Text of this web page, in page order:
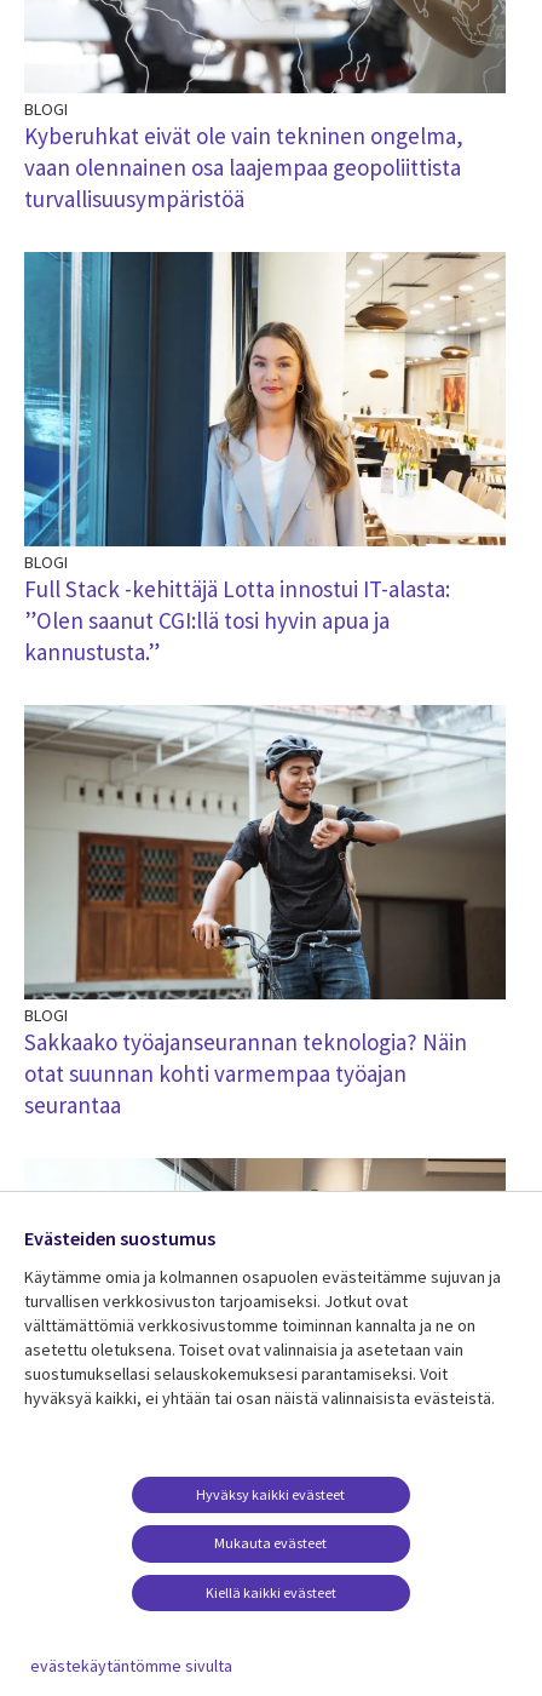
BLOGI
Kyberuhkat eivät ole vain tekninen ongelma,
vaan olennainen osa laajempaa geopoliittista
turvallisuusympäristöä
BLOGI
Full Stack -kehittäjä Lotta innostui IT-alasta:
”Olen saanut CGI:llä tosi hyvin apua ja
kannustusta.”
BLOGI
Sakkaako työajanseurannan teknologia? Näin
otat suunnan kohti varmempaa työajan
seurantaa
Huippuammattilainen Mikolas Hämäläinen:
“Teknologia on minulle intohimo”
Evästeiden suostumus
Käytämme omia ja kolmannen osapuolen evästeitämme sujuvan ja
turvallisen verkkosivuston tarjoamiseksi. Jotkut ovat
välttämättömiä verkkosivustomme toiminnan kannalta ja ne on
asetettu oletuksena. Toiset ovat valinnaisia ​​ja asetetaan vain
suostumuksellasi selauskokemuksesi parantamiseksi. Voit
hyväksyä kaikki, ei yhtään tai osan näistä valinnaisista evästeistä.
Mukauta evästeet
Hyväksy kaikki evästeet
Kiellä kaikki evästeet
evästekäytäntömme sivulta